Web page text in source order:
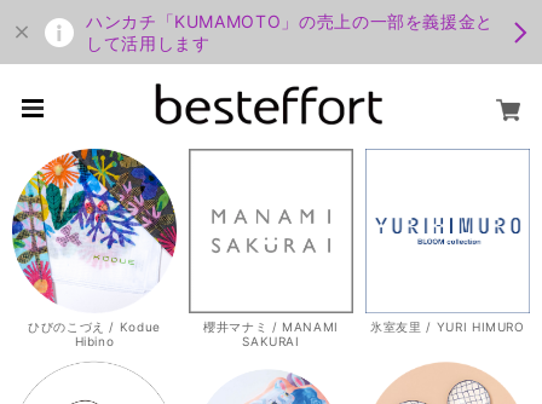
ハンカチ「KUMAMOTO」の売上の一部を義援金と
して活用します
ひびのこづえ / Kodue
Hibino
櫻井マナミ / MANAMI
SAKURAI
氷室友里 / YURI HIMURO